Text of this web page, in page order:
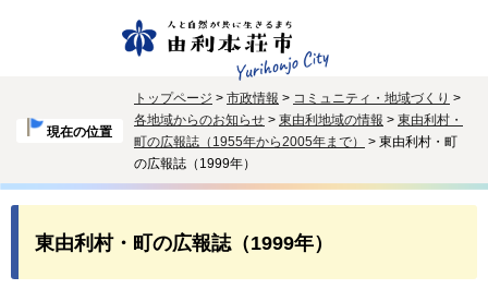
現在の位置
トップページ > 市政情報 > コミュニティ・地域づくり >
各地域からのお知らせ > 東由利地域の情報 > 東由利村・
町の広報誌（1955年から2005年まで）
> 東由利村・町
の広報誌（1999年）
東由利村・町の広報誌（1999年）